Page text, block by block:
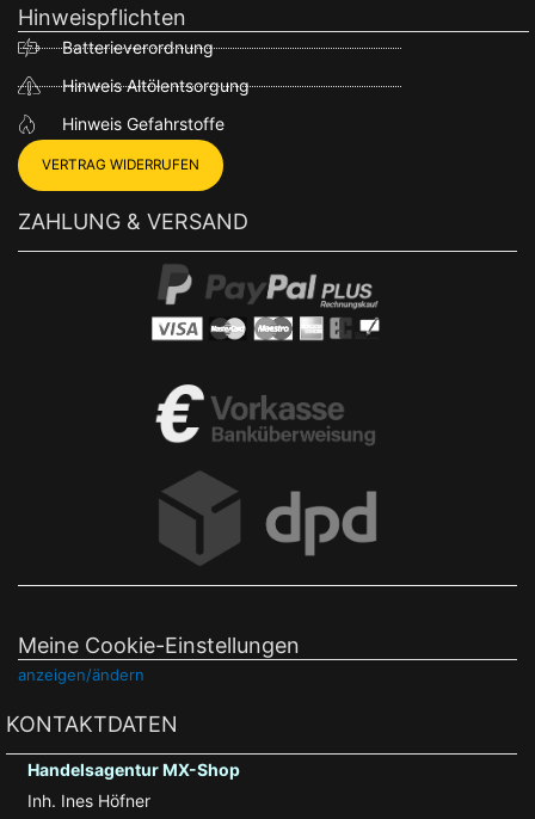
Hinweispflichten
Batterieverordnung
Hinweis Altölentsorgung
Hinweis Gefahrstoffe
VERTRAG WIDERRUFEN
ZAHLUNG & VERSAND
Meine Cookie-Einstellungen
anzeigen/ändern
KONTAKTDATEN
Handelsagentur MX-Shop
Inh. Ines Höfner